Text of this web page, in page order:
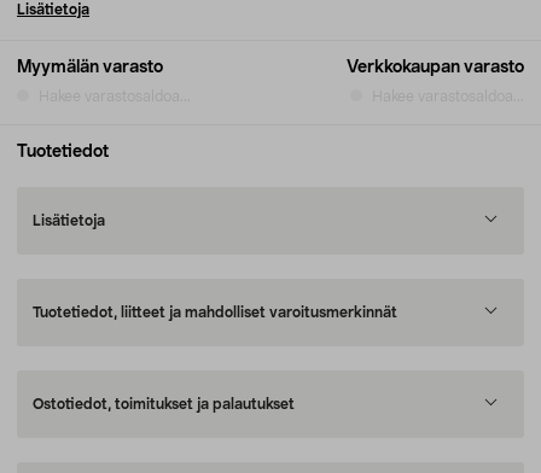
Myymälän varasto Verkkokaupan varasto
Lisätietoja
Tuotetiedot
Lisätietoja
Tuotetiedot, liitteet ja mahdolliset varoitusmerkinnät
Ostotiedot, toimitukset ja palautukset